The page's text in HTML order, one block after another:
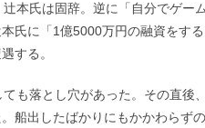
本氏は固辞。逆に「自分でゲー
氏に「1億5000万円の融資をす
する。
も落とし穴があった。その直後
船出したばかりにもかかわらず